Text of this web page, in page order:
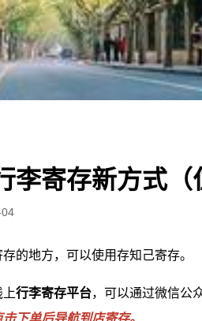
李寄存新方式（
的地方，可以使用存知己寄存。
上行李寄存平台，可以通过微信公